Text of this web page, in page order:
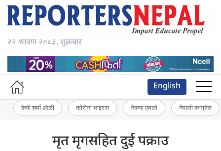
२२ श्रावण २०८३, शुक्रबार
English
केपी शर्मा ओली कोरोना भाइरस नेकपा एमाले नेपाली कांग्रेस
मृत मृगसहित दुई पक्राउ